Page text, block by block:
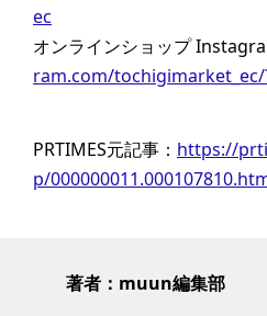
ec
オンラインショップ
ram.com/tochigimarket_ec/
PRTIMES元記事： https://
p/
著者：muun編集部